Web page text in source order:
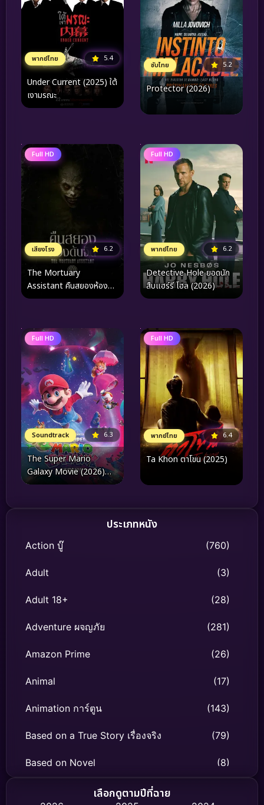
พากย์ไทย 5.4
Under Current (2025) ใต้
เงามรณะ
ซับไทย 5.2
Protector (2026)
Full HD
เสียงโรง 6.2
The Mortuary
Assistant คืนสยองห้อง
ดับจิต (2026)
Full HD
พากย์ไทย 6.2
Detective Hole ยอดนัก
สืบแฮร์รี โฮล (2026)
Full HD
Soundtrack 6.3
The Super Mario
Galaxy Movie (2026)
เดอะ ซูเปอร์ มาริโอ กาแล็คซี่
Full HD
พากย์ไทย 6.4
Ta Khon ตาโขน (2025)
ประเภทหนัง
Action บู๊ (760)
Adult (3)
Adult 18+ (28)
Adventure ผจญภัย (281)
Amazon Prime (26)
Animal (17)
Animation การ์ตูน (143)
Based on a True Story เรื่องจริง (79)
Based on Novel (8)
Biography ชีวิตจริงเลือกดูตามปีที่ฉาย